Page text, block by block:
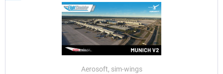
Aerosoft, sim-wings